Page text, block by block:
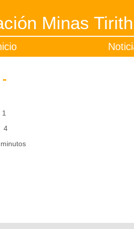
Minas Tirith
1
4